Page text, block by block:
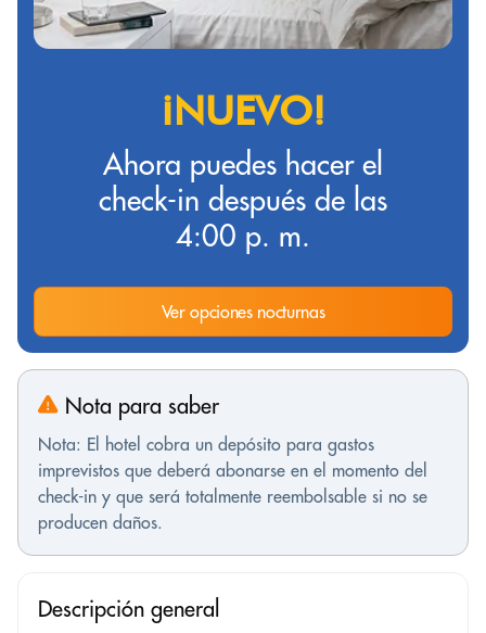
¡NUEVO!
Ahora puedes hacer el
check-in después de las
4:00 p. m.
Ver opciones nocturnas
Nota para saber
Nota: El hotel cobra un depósito para gastos
imprevistos que deberá abonarse en el momento del
check-in y que será totalmente reembolsable si no se
producen daños.
Descripción general